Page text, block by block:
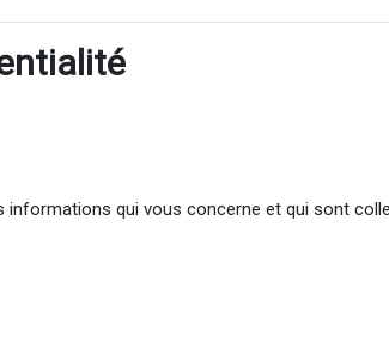
informations qui vous concerne et qui sont